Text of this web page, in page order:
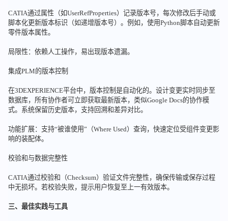
CATIA通过属性（如UserRefProperties）记录版本号，每次修改后手动或
脚本化更新版本标识（如递增版本号）。例如，使用Python脚本自动更新
零件版本属性。
局限性：依赖人工操作，易出现版本遗漏。
集成PLM的版本控制
在3DEXPERIENCE平台中，版本控制是自动化的。设计变更实时同步至
数据库，所有协作者可立即获取最新版本，类似Google Docs的协作模
式。系统保留历史版本，支持回溯和差异对比。
功能扩展：支持“被谁使用”（Where Used）查询，快速定位受组件变更影
响的装配体。
校验和与数据完整性
CATIA通过校验和（Checksum）验证文件完整性，确保传输或保存过程
中无损坏。若校验失败，提示用户恢复至上一有效版本。
三、最佳实践与工具